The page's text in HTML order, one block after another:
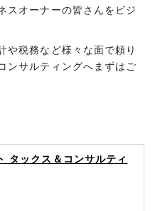
スオーナーの皆さんをビジ
や税務など様々な面で頼り
ンサルティングへまずはご
タックス＆コンサルティ